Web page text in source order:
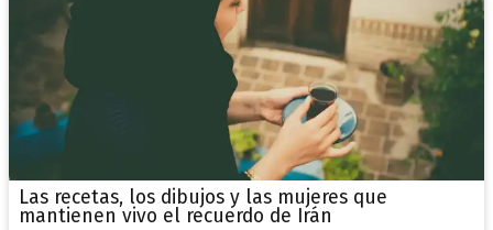
Las recetas, los dibujos y las mujeres que
mantienen vivo el recuerdo de Irán